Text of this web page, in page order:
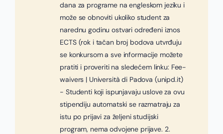
dana za programe na engleskom jeziku i
može se obnoviti ukoliko student za
narednu godinu ostvari određeni iznos
ECTS (rok i tačan broj bodova utvrđuju
se konkursom a sve informacije možete
pratiti i proveriti na sledećem linku: Fee-
waivers | Università di Padova (unipd.it)
- Studenti koji ispunjavaju uslove za ovu
stipendiju automatski se razmatraju za
istu po prijavi za željeni studijski
program, nema odvojene prijave. 2.